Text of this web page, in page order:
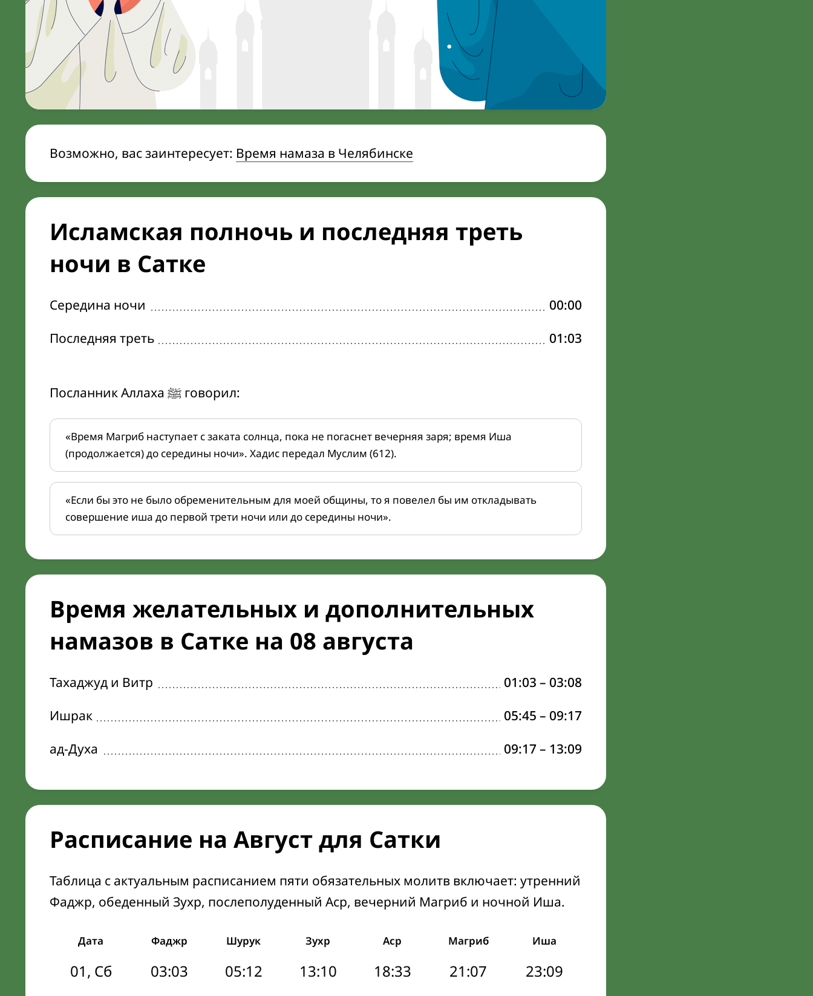
Возможно, вас заинтересует: Время намаза в Челябинске
Исламская полночь и последняя треть
ночи в Сатке
Середина ночи
00:00
Последняя треть
01:03
Посланник Аллаха ﷺ говорил:
«Время Магриб наступает с заката солнца, пока не погаснет вечерняя заря; время Иша
(продолжается) до середины ночи». Хадис передал Муслим (612).
«Если бы это не было обременительным для моей общины, то я повелел бы им откладывать
совершение иша до первой трети ночи или до середины ночи».
Время желательных и дополнительных
намазов в Сатке на 08 августа
Тахаджуд и Витр 01:03 – 03:08
Ишрак
05:45 – 09:17
ад-Духа
09:17– 13:09
Расписание на Август для Сатки
Таблица с актуальным расписанием пяти обязательных молитв включает: утренний
Фаджр, обеденный Зухр, послеполуденный Аср, вечерний Магриб и ночной Иша.
Дата Фаджр Шурук Зухр Аср Магриб Иша
01, Сб 03:03 05:12 13:10 18:33 21:07
23:09